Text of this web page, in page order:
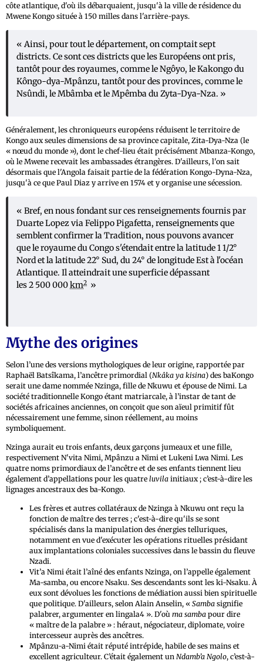
côte atlantique, d'où ils débarquaient, jusqu'à la ville de résidence du
Mwene Kongo située à 150 milles dans l'arrière-pays.
« Ainsi, pour tout le département, on comptait sept
districts. Ce sont ces districts que les Européens ont pris,
tantôt pour des royaumes, comme le Ngôyo, le Kakongo du
Kôngo-dya-Mpânzu, tantôt pour des provinces, comme le
Nsûndi, le Mbâmba et le Mpêmba du Zyta-Dya-Nza. »
Généralement, les chroniqueurs européens réduisent le territoire de
Kongo aux seules dimensions de sa province capitale, Zita-Dya-Nza (le
« nœud du monde »), dont le chef-lieu était précisément Mbanza-Kongo,
où le Mwene recevait les ambassades étrangères. D'ailleurs, l'on sait
désormais que l'Angola faisait partie de la fédération Kongo-Dyna-Nza,
jusqu'à ce que Paul Diaz y arrive en 1574 et y organise une sécession.
« Bref, en nous fondant sur ces renseignements fournis par
Duarte Lopez via Felippo Pigafetta, renseignements que
semblent confirmer la Tradition, nous pouvons avancer
que le royaume du Congo s'étendait entre la latitude 1 1/2°
Nord et la latitude 22° Sud, du 24° de longitude Est à l'océan
Atlantique. Il atteindrait une superficie dépassant
les 2 500 000km2 »
Mythe des origines
Selon l’une des versions mythologiques de leur origine, rapportée par
Raphaël Batsîkama, l’ancêtre primordial (Nkâka ya kisina) des baKongo
serait une dame nommée Nzinga, fille de Nkuwu et épouse de Nimi. La
société traditionnelle Kongo étant matriarcale, à l’instar de tant de
sociétés africaines anciennes, on conçoit que son aïeul primitif fût
nécessairement une femme, sinon réellement, au moins
symboliquement.
Nzinga aurait eu trois enfants, deux garçons jumeaux et une fille,
respectivement N'vita Nimi, Mpânzu a Nimi et Lukeni Lwa Nimi. Les
quatre noms primordiaux de l’ancêtre et de ses enfants tiennent lieu
également d’appellations pour les quatre luvila initiaux ; c’est-à-dire les
lignages ancestraux des ba-Kongo.
Les frères et autres collatéraux de Nzinga à Nkuwu ont reçu la
fonction de maître des terres ; c'est-à-dire qu'ils se sont
spécialisés dans la manipulation des énergies telluriques,
notamment en vue d'exécuter les opérations rituelles présidant
aux implantations coloniales successives dans le bassin du fleuve
Nzadi.
Vit’a Nimi était l’aîné des enfants Nzinga, on l’appelle également
Ma-samba, ou encore Nsaku. Ses descendants sont les ki-Nsaku. À
eux sont dévolues les fonctions de médiation aussi bien spirituelle
que politique. D'ailleurs, selon Alain Anselin, « Samba signifie
palabrer, argumenter en lingala4 ». D'où ma samba pour dire
« maître de la palabre » : héraut, négociateur, diplomate, voire
intercesseur auprès des ancêtres.
Mpânzu-a-Nimi était réputé intrépide, habile de ses mains et
excellent agriculteur. C’était également un Ndamb’a Ngolo, c’est-à-